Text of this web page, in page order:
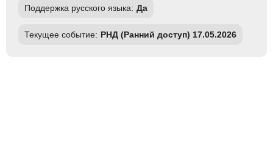
Поддержка русского языка: Да
Текущее событие: РНД (Ранний доступ) 17.05.2026